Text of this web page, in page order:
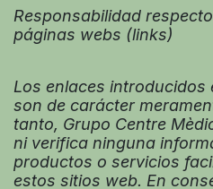
Responsabilidad
páginas webs (links)
Los enlaces introducidos
son de carácter
tanto, Grupo Centre
ni verifica ninguna
productos o servicios
estos sitios web. En